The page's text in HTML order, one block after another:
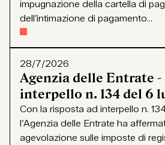
impugnazione della cartella di
dell’intimazione di pagamento...
28/7/2026
Agenzia delle Entrate -
interpello n. 134 del 6
Con la risposta ad interpello n.
l’Agenzia delle Entrate ha
agevolazione sulle imposte di